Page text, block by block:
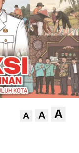
A A A